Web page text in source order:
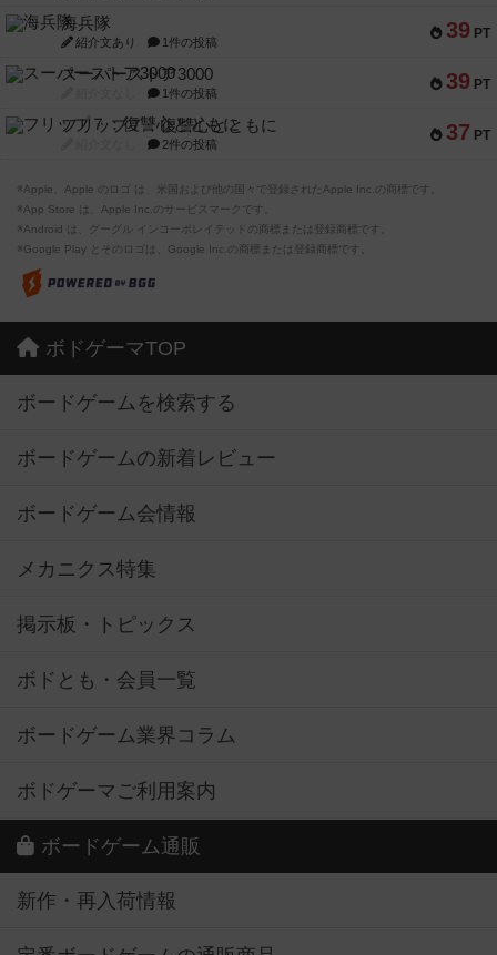
39 PT
海兵隊
紹介文あり 1件の投稿
39 PT
スーパーストア3000
1件の投稿
37 PT
フリップ７：復讐心とともに
2件の投稿
※Apple、Apple のロゴ は、米国および他の国々で登録されたApple Inc.の商標です。
※App Store は、Apple Inc.のサービスマークです。
※Android は、グーグル インコーポレイテッドの商標または登録商標です。
※Google Play とそのロゴは、Google Inc.の商標または登録商標です。
ボドゲーマTOP
ボードゲームを検索する
ボードゲームの新着レビュー
ボードゲーム会情報
メカニクス特集
掲示板・トピックス
ボドとも・会員一覧
ボードゲーム業界コラム
ボドゲーマご利用案内
ボードゲーム通販
新作・再入荷情報